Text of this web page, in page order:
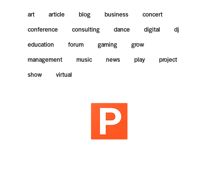
art article blog business
concert
conference
consulting dance digital
dj
education
forum gaming
grow
management
music news play
project
show
virtual